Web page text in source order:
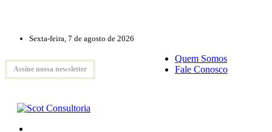
Sexta-feira, 7 de agosto de 2026
Assine nossa newsletter
Quem Somos
Fale Conosco